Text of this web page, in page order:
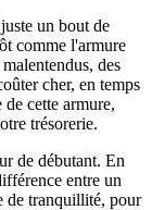
un bout de
comme l'armure
des
cher, en temps
cette armure,
trésorerie.
de débutant. En
entre un
de tranquillité, pour